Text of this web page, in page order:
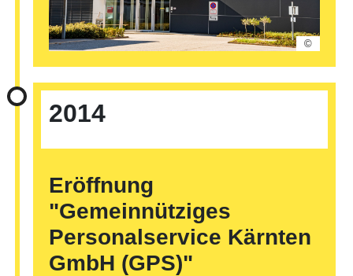
©
2014
Eröffnung
"Gemeinnütziges
Personalservice Kärnten
GmbH (GPS)"